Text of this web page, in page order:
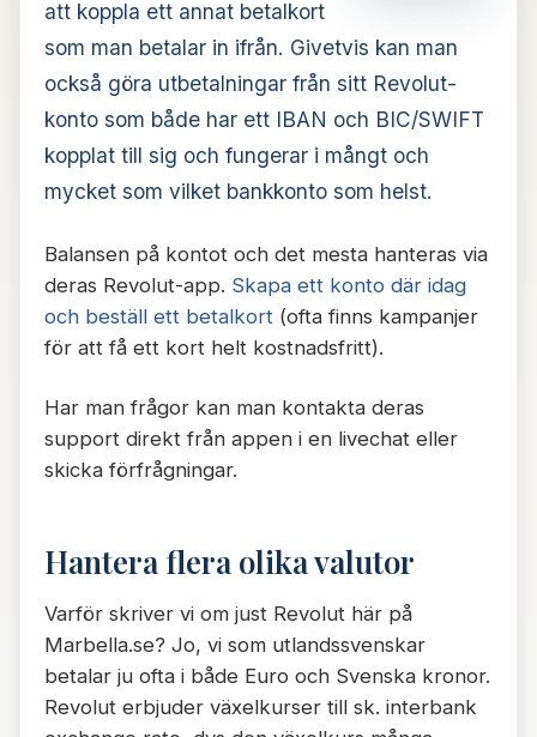
att koppla ett annat betalkort
som man betalar in ifrån. Givetvis kan man
också göra utbetalningar från sitt Revolut-
konto som både har ett IBAN och BIC/SWIFT
kopplat till sig och fungerar i mångt och
mycket som vilket bankkonto som helst.
Balansen på kontot och det mesta hanteras via
deras Revolut-app. Skapa ett konto där idag
och beställ ett betalkort (ofta finns kampanjer
för att få ett kort helt kostnadsfritt).
Har man frågor kan man kontakta deras
support direkt från appen i en livechat eller
skicka förfrågningar.
Hantera flera olika valutor
Varför skriver vi om just Revolut här på
Marbella.se? Jo, vi som utlandssvenskar
betalar ju ofta i både Euro och Svenska kronor.
Revolut erbjuder växelkurser till sk. interbank